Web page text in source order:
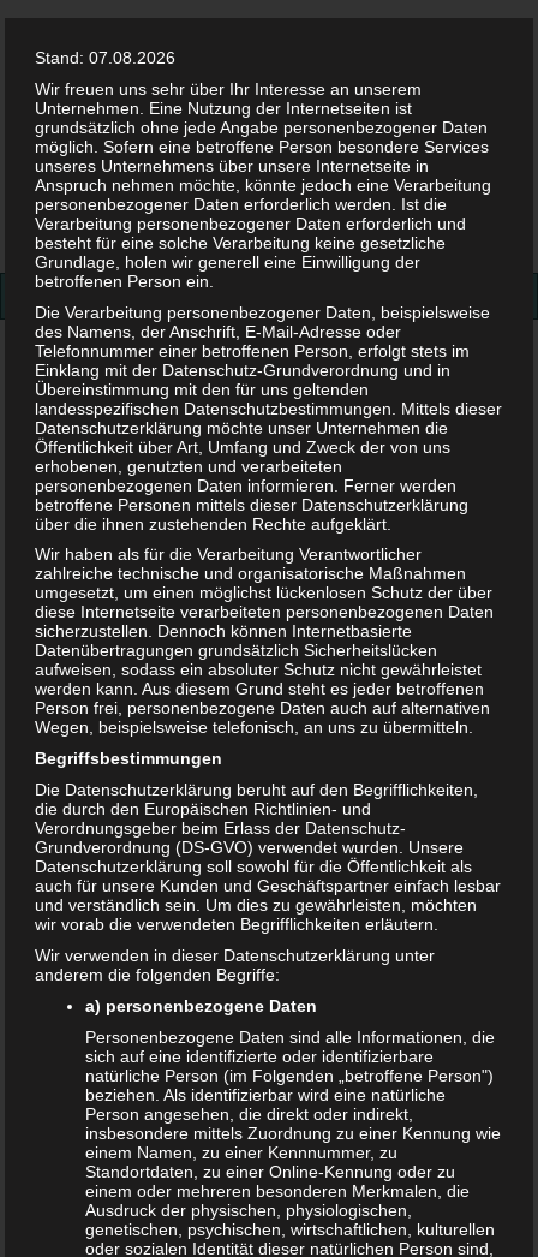
Facebook
Twitter
Suchen
nach:
Frauenmanteltee Schwangerschaft
Frauenmanteltee
Schwangerschaft
13. MÄRZ 2019
Bewertung:
Post Save
T
e
i
l
e
n
Redakteur:admin1
Auch interessant:
Stand: 07.08.2026
Wir freuen uns sehr über Ihr Interesse an unserem
Unternehmen. Eine Nutzung der Internetseiten ist
grundsätzlich ohne jede Angabe personenbezogener Daten
möglich. Sofern eine betroffene Person besondere Services
unseres Unternehmens über unsere Internetseite in
Anspruch nehmen möchte, könnte jedoch eine Verarbeitung
personenbezogener Daten erforderlich werden. Ist die
Verarbeitung personenbezogener Daten erforderlich und
besteht für eine solche Verarbeitung keine gesetzliche
Grundlage, holen wir generell eine Einwilligung der
betroffenen Person ein.
Die Verarbeitung personenbezogener Daten, beispielsweise
des Namens, der Anschrift, E-Mail-Adresse oder
Telefonnummer einer betroffenen Person, erfolgt stets im
Einklang mit der Datenschutz-Grundverordnung und in
Übereinstimmung mit den für uns geltenden
landesspezifischen Datenschutzbestimmungen. Mittels dieser
Datenschutzerklärung möchte unser Unternehmen die
Öffentlichkeit über Art, Umfang und Zweck der von uns
erhobenen, genutzten und verarbeiteten
personenbezogenen Daten informieren. Ferner werden
betroffene Personen mittels dieser Datenschutzerklärung
über die ihnen zustehenden Rechte aufgeklärt.
Wir haben als für die Verarbeitung Verantwortlicher
zahlreiche technische und organisatorische Maßnahmen
umgesetzt, um einen möglichst lückenlosen Schutz der über
diese Internetseite verarbeiteten personenbezogenen Daten
sicherzustellen. Dennoch können Internetbasierte
Datenübertragungen grundsätzlich Sicherheitslücken
aufweisen, sodass ein absoluter Schutz nicht gewährleistet
werden kann. Aus diesem Grund steht es jeder betroffenen
Person frei, personenbezogene Daten auch auf alternativen
Wegen, beispielsweise telefonisch, an uns zu übermitteln.
Begriffsbestimmungen
Die Datenschutzerklärung beruht auf den Begrifflichkeiten,
die durch den Europäischen Richtlinien- und
Verordnungsgeber beim Erlass der Datenschutz-
Grundverordnung (DS-GVO) verwendet wurden. Unsere
Datenschutzerklärung soll sowohl für die Öffentlichkeit als
auch für unsere Kunden und Geschäftspartner einfach lesbar
und verständlich sein. Um dies zu gewährleisten, möchten
wir vorab die verwendeten Begrifflichkeiten erläutern.
Wir verwenden in dieser Datenschutzerklärung unter
anderem die folgenden Begriffe:
a) personenbezogene Daten
Personenbezogene Daten sind alle Informationen, die
sich auf eine identifizierte oder identifizierbare
natürliche Person (im Folgenden „betroffene Person")
beziehen. Als identifizierbar wird eine natürliche
Person angesehen, die direkt oder indirekt,
insbesondere mittels Zuordnung zu einer Kennung wie
einem Namen, zu einer Kennnummer, zu
Standortdaten, zu einer Online-Kennung oder zu
einem oder mehreren besonderen Merkmalen, die
Ausdruck der physischen, physiologischen,
genetischen, psychischen, wirtschaftlichen, kulturellen
oder sozialen Identität dieser natürlichen Person sind,